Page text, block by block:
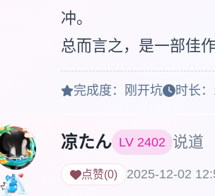
冲。
总而言之，是一部佳
完成度： 刚开坑 时长：
凉たん LV 2402 说道
点赞(0) 2025-12-02